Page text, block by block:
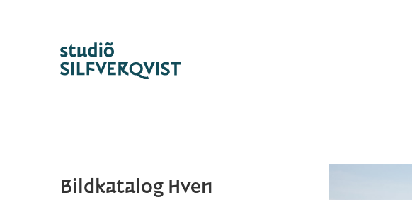
Bildkatalog Hven